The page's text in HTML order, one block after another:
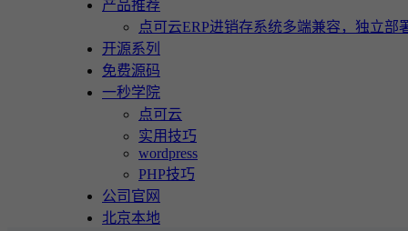
产品推荐
点可云ERP进销存系统多端兼容，独立部
开源系列
免费源码
一秒学院
点可云
实用技巧
wordpress
PHP技巧
公司官网
北京本地